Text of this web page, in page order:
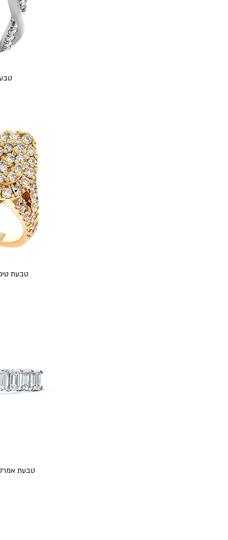
טבעת 0.50 קראט
טבעת טיפה 0.50 קראט
טבעת אמרלדים 1.00 קראט